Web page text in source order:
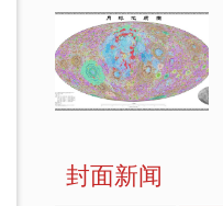
封面新闻